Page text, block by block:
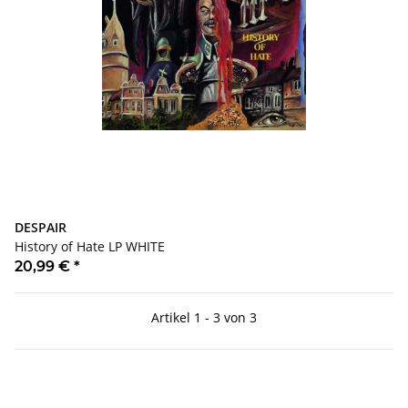
DESPAIR
History of Hate LP WHITE
20,99 € *
Artikel 1 - 3 von 3